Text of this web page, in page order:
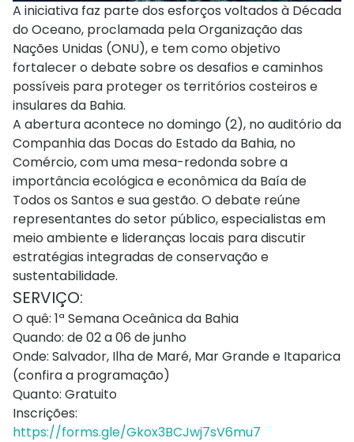
A iniciativa faz parte dos esforços voltados à Década
do Oceano, proclamada pela Organização das
Nações Unidas (ONU), e tem como objetivo
fortalecer o debate sobre os desafios e caminhos
possíveis para proteger os territórios costeiros e
insulares da Bahia.
A abertura acontece no domingo (2), no auditório da
Companhia das Docas do Estado da Bahia, no
Comércio, com uma mesa-redonda sobre a
importância ecológica e econômica da Baía de
Todos os Santos e sua gestão. O debate reúne
representantes do setor público, especialistas em
meio ambiente e lideranças locais para discutir
estratégias integradas de conservação e
sustentabilidade.
SERVIÇO:
O quê: 1ª Semana Oceânica da Bahia
Quando: de 02 a 06 de junho
Onde: Salvador, Ilha de Maré, Mar Grande e Itaparica
(confira a programação)
Quanto: Gratuito
Inscrições:
https://forms.gle/Gkox3BCJwj7sV6mu7